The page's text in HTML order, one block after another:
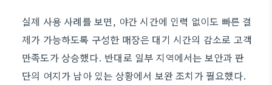
실제 사용 사례를 보면, 야간 시간에 인력 없이도 빠른 결
제가 가능하도록 구성한 매장은 대기 시간의 감소로 고객
만족도가 상승했다. 반대로 일부 지역에서는 보안과 판
단의 여지가 남아 있는 상황에서 보완 조치가 필요했다.